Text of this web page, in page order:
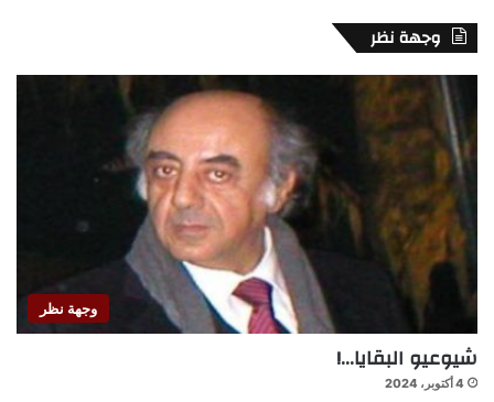
وجهة نظر
وجهة نظر
شيوعيو البقايا…!
4 أكتوبر، 2024